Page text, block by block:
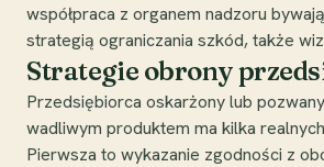
współpraca z organem nadzoru
strategią ograniczania szkód, także
Strategie obrony
Przedsiębiorca oskarżony lub
wadliwym produktem ma kilka
Pierwsza to wykazanie zgodności z